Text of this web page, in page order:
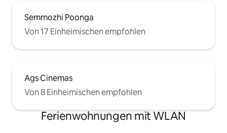
Semmozhi Poonga
Von 17 Einheimischen empfohlen
Ags Cinemas
Von 8 Einheimischen empfohlen
Ferienwohnungen mit WLAN